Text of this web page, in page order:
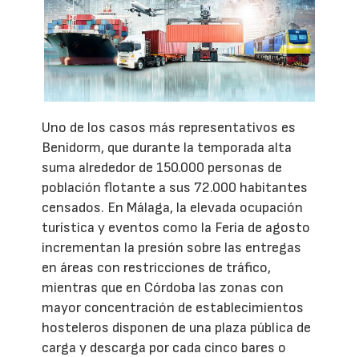
Uno de los casos más representativos es
Benidorm, que durante la temporada alta
suma alrededor de 150.000 personas de
población flotante a sus 72.000 habitantes
censados. En Málaga, la elevada ocupación
turística y eventos como la Feria de agosto
incrementan la presión sobre las entregas
en áreas con restricciones de tráfico,
mientras que en Córdoba las zonas con
mayor concentración de establecimientos
hosteleros disponen de una plaza pública de
carga y descarga por cada cinco bares o